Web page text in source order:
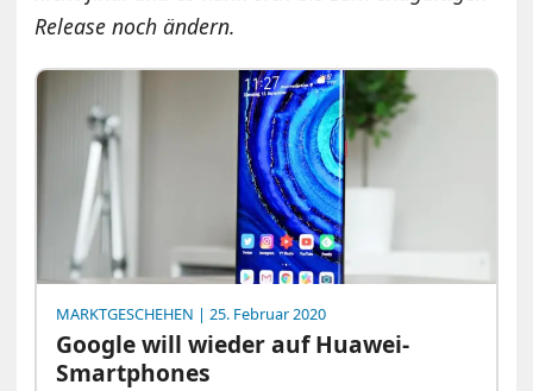
Release noch ändern.
MARKTGESCHEHEN | 25. Februar 2020
Google will wieder auf Huawei-
Smartphones